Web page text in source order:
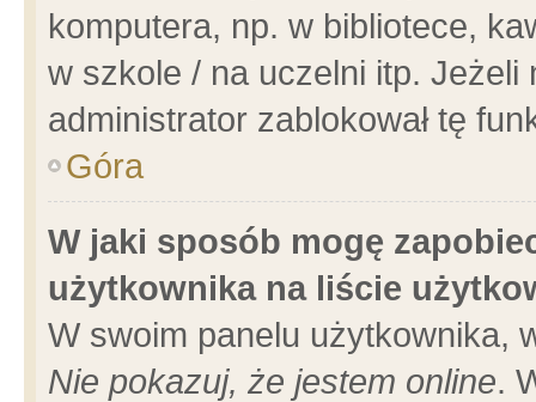
komputera, np. w bibliotece,
w szkole / na uczelni itp.
administrator zablokował tę
Góra
W jaki sposób mogę
użytkownika na liście
W swoim panelu użytkownika,
Nie pokazuj, że jestem online.